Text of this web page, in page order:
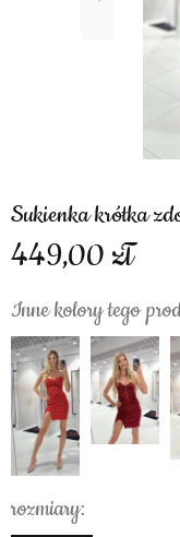
Sukienka krótka
449,00
Inne kolory tego
rozmiary: